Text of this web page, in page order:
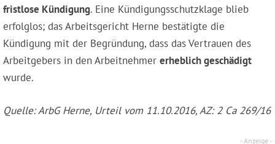
fristlose Kündigung. Eine Kündigungsschutzklage blieb
erfolglos; das Arbeitsgericht Herne bestätigte die
Kündigung mit der Begründung, dass das Vertrauen des
Arbeitgebers in den Arbeitnehmer erheblich geschädigt
wurde.
Quelle: ArbG Herne, Urteil vom 11.10.2016, AZ: 2 Ca 269/16